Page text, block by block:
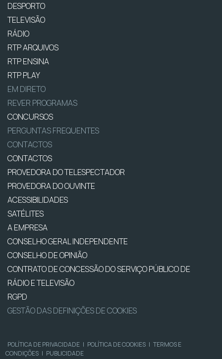
DESPORTO
TELEVISÃO
RÁDIO
RTP ARQUIVOS
RTP ENSINA
RTP PLAY
EM DIRETO
REVER PROGRAMAS
CONCURSOS
PERGUNTAS FREQUENTES
CONTACTOS
CONTACTOS
PROVEDORA DO TELESPECTADOR
PROVEDORA DO OUVINTE
ACESSIBILIDADES
SATÉLITES
A EMPRESA
CONSELHO GERAL INDEPENDENTE
CONSELHO DE OPINIÃO
CONTRATO DE CONCESSÃO DO SERVIÇO PÚBLICO DE
RÁDIO E TELEVISÃO
RGPD
GESTÃO DAS DEFINIÇÕES DE COOKIES
POLÍTICA DE PRIVACIDADE | POLÍTICA DE COOKIES | TERMOS E
CONDIÇÕES | PUBLICIDADE